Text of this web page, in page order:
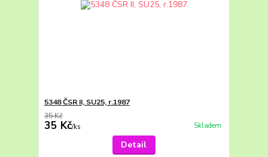
5348 ČSR II, SU25, r.1987
35 Kč
35 Kč/ks Skladem
Detail